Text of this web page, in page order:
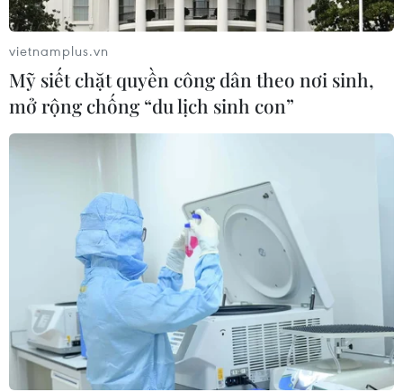
vietnamplus.vn
Mỹ siết chặt quyền công dân theo nơi sinh,
mở rộng chống “du lịch sinh con”